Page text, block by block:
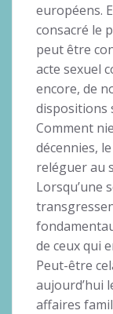
européens.
consacré le
peut être
acte sexuel
encore, de
dispositions
Comment
décennies,
reléguer au
Lorsqu’une
de ceux qui
Peut-être
aujourd’hui
affaires